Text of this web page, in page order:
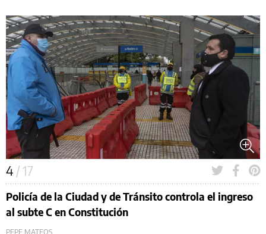
4 / 17
Policía de la Ciudad y de Tránsito controla el ingreso
al subte C en Constitución
PEPE MATEOS